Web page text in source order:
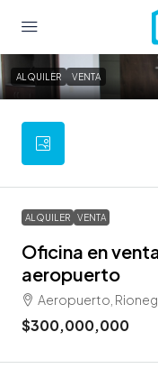
ALQUILER VENTA
ALQUILER VENTA
Oficina en
aeropuerto
Aeropuerto,
$300,000,000